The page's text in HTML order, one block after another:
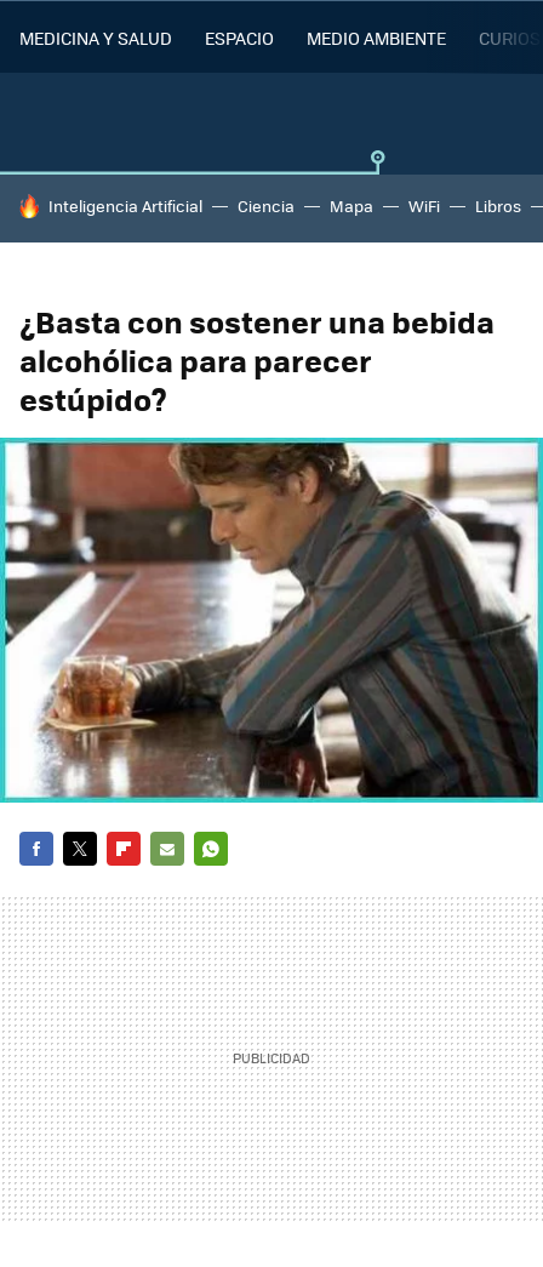
MEDICINA Y SALUD ESPACIO MEDIO AMBIENTE
HOY SE HABLA DE
Inteligencia Artificial Ciencia Mapa WiFi Libros
¿Basta con sostener una bebida
alcohólica para parecer
estúpido?
MAIL